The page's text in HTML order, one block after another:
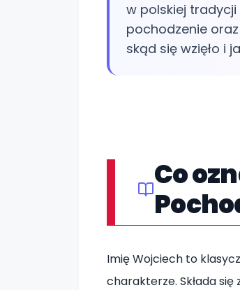
w polskiej tradycji
pochodzenie
skąd się wzięło i
Co
Imię Wojciech to
charakterze. Składa się